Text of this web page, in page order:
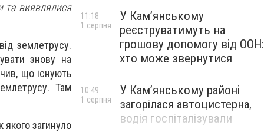
та виявлялися
землетрусу.
знову на
що існують
Там
якого загинуло
У Кам’янському
реєструватимуть на
грошову допомогу від ООН:
хто може звернутися
11:18
1 серпня
У Кам’янському районі
загорілася автоцистерна,
водія госпіталізували
10:49
1 серпня